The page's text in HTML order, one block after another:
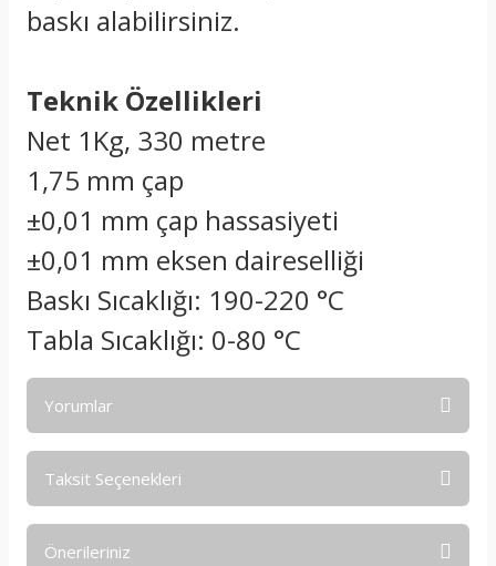
baskı alabilirsiniz.
Teknik Özellikleri
Net 1Kg, 330 metre
1,75 mm çap
±0,01 mm çap hassasiyeti
±0,01 mm eksen daireselliği
Baskı Sıcaklığı: 190-220 °C
Tabla Sıcaklığı: 0-80 °C
Yorumlar
Taksit Seçenekleri
Önerileriniz